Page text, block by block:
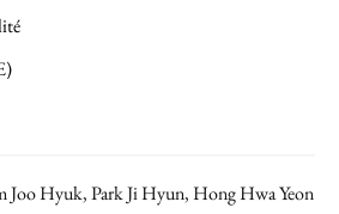
Joo Hyuk, Park Ji Hyun, Hong Hwa Yeon